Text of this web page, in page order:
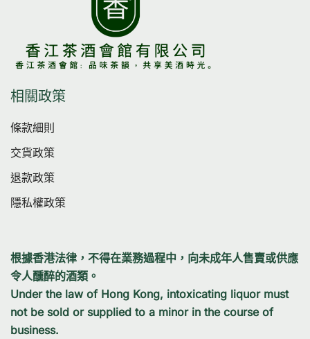
相關政策
條款細則
交貨政策
退款政策
隱私權政策
根據香港法律，不得在業務過程中，向未成年人售賣或供應
令人醺醉的酒類。
Under the law of Hong Kong, intoxicating liquor must
not be sold or supplied to a minor in the course of
business.